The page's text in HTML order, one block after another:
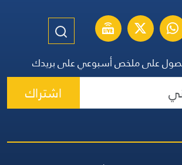
على ملخص أسبوعي على بريدك
اشتراك